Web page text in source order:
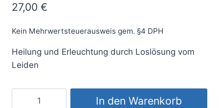
von 5,
basierend
Kundenbew
27,00 €
Kein Mehrwertsteuerausweis gem. §4 DPH
Heilung und Erleuchtung durch Loslösung vom
Leiden
In den Warenkorb